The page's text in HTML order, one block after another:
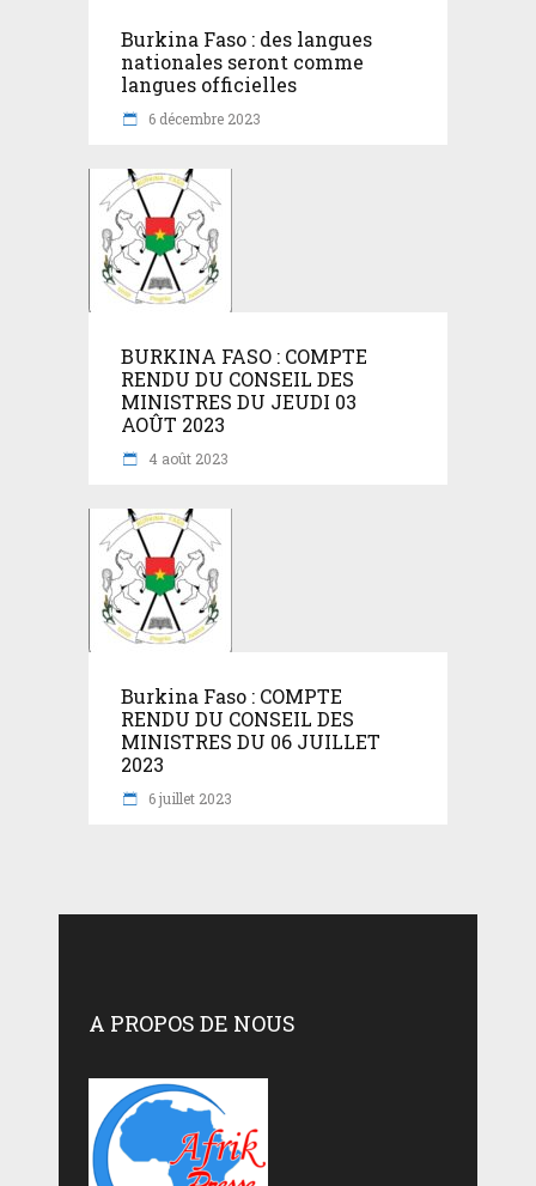
Burkina Faso : des langues
nationales seront comme
langues officielles
6 décembre 2023
BURKINA FASO : COMPTE
RENDU DU CONSEIL DES
MINISTRES DU JEUDI 03
AOÛT 2023
4 août 2023
Burkina Faso : COMPTE
RENDU DU CONSEIL DES
MINISTRES DU 06 JUILLET
2023
6 juillet 2023
A PROPOS DE NOUS